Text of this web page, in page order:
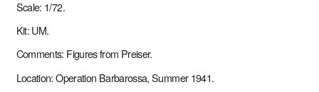
Scale: 1/72.
Kit: UM.
Comments: Figures from Preiser.
Location: Operation Barbarossa, Summer 1941.